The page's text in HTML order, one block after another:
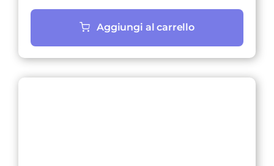
Aggiungi al carrello